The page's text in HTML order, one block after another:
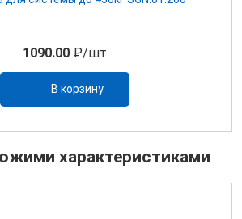
1090.00 ₽/шт
В корзину
характеристиками